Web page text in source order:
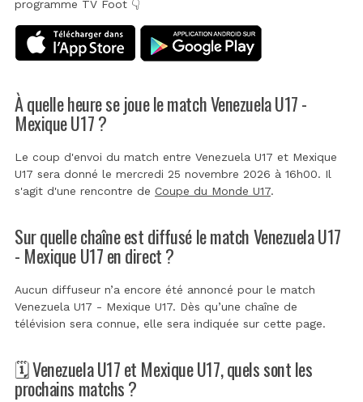
programme TV Foot 👇
À quelle heure se joue le match Venezuela U17 -
Mexique U17 ?
Le coup d'envoi du match entre Venezuela U17 et Mexique
U17 sera donné le mercredi 25 novembre 2026 à 16h00. Il
s'agit d'une rencontre de Coupe du Monde U17.
Sur quelle chaîne est diffusé le match Venezuela U17
- Mexique U17 en direct ?
Aucun diffuseur n’a encore été annoncé pour le match
Venezuela U17 - Mexique U17. Dès qu’une chaîne de
télévision sera connue, elle sera indiquée sur cette page.
🗓️ Venezuela U17 et Mexique U17, quels sont les
prochains matchs ?